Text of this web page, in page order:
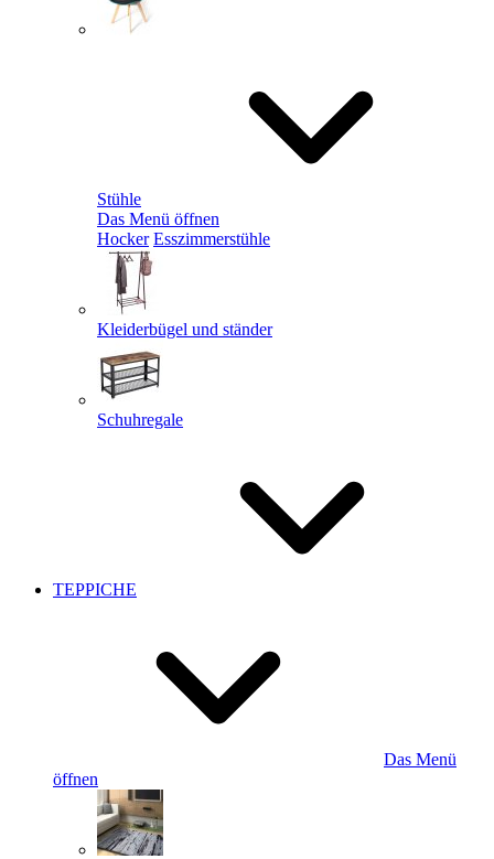
Stühle
Das Menü öffnen
Hocker Esszimmerstühle
Kleiderbügel und ständer
Schuhregale
TEPPICHE
Das Menü
öffnen